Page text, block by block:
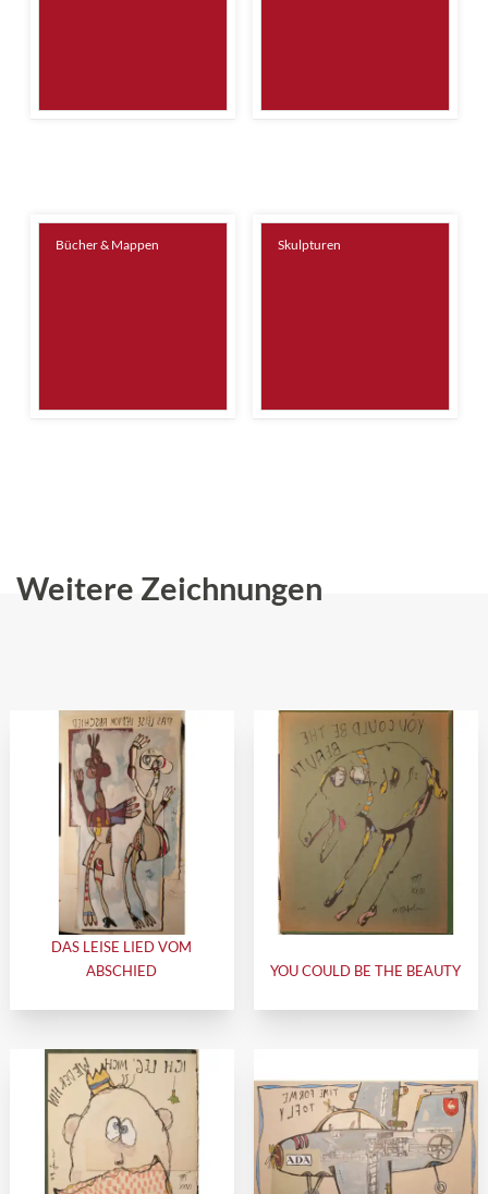
Bücher & Mappen Skulpturen
Weitere Zeichnungen
DAS LEISE LIED VOM
ABSCHIED
YOU COULD BE THE BEAUTY